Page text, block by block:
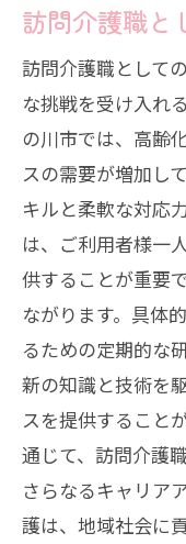
訪問介護資格
める声
訪問介護
紀の川市
訪問介
訪問介護
即戦力と
紀の川市
和歌山県紀の
長を実現
訪問介護
紀の川市
訪問介護
訪問介護職と
訪問介護職として
な挑戦を受け入れ
の川市では、高齢
スの需要が増加し
キルと柔軟な対応
は、ご利用者様一
供することが重要
ながります。具体
るための定期的な
新の知識と技術を
スを提供すること
通じて、訪問介護
さらなるキャリア
護は、地域社会に